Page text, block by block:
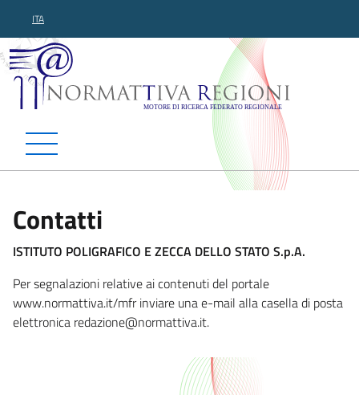
ITA
Normattiva Regioni -
Contatti
ISTITUTO POLIGRAFICO E ZECCA DELLO STATO S.p.A.
Per segnalazioni relative ai contenuti del portale
www.normattiva.it/mfr inviare una e-mail alla casella di posta
elettronica redazione@normattiva.it.